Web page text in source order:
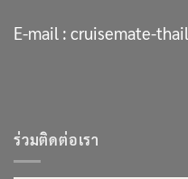
E-mail : cruisemate-
ร่วมติดต่อเรา